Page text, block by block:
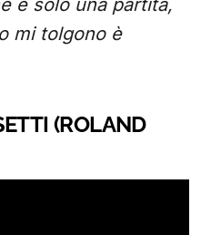
è solo una partita,
mi tolgono è
(ROLAND